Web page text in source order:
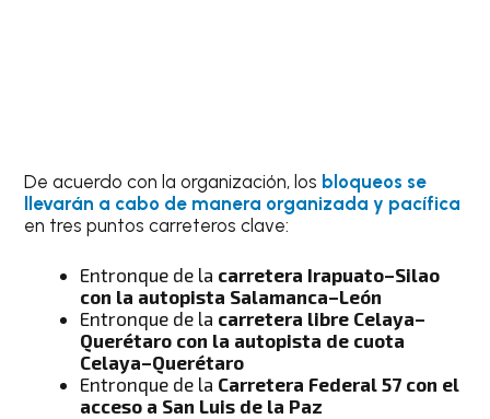
De acuerdo con la organización, los bloqueos se
llevarán a cabo de manera organizada y pacífica
en tres puntos carreteros clave:
Entronque de la carretera Irapuato–Silao
con la autopista Salamanca–León
Entronque de la carretera libre Celaya–
Querétaro con la autopista de cuota
Celaya–Querétaro
Entronque de la Carretera Federal 57 con el
acceso a San Luis de la Paz